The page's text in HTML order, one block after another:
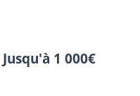
Jusqu'à 1 000€